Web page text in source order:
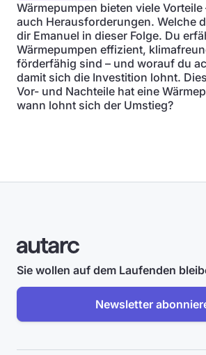
Wärmepumpen bieten viele Vorteile
auch Herausforderungen. Welche
dir Emanuel in dieser Folge. Du
Wärmepumpen effizient,
förderfähig sind – und worauf du
damit sich die Investition lohnt.
Vor- und Nachteile hat eine
wann lohnt sich der Umstieg?
Sie wollen auf dem Laufenden
Newsletter